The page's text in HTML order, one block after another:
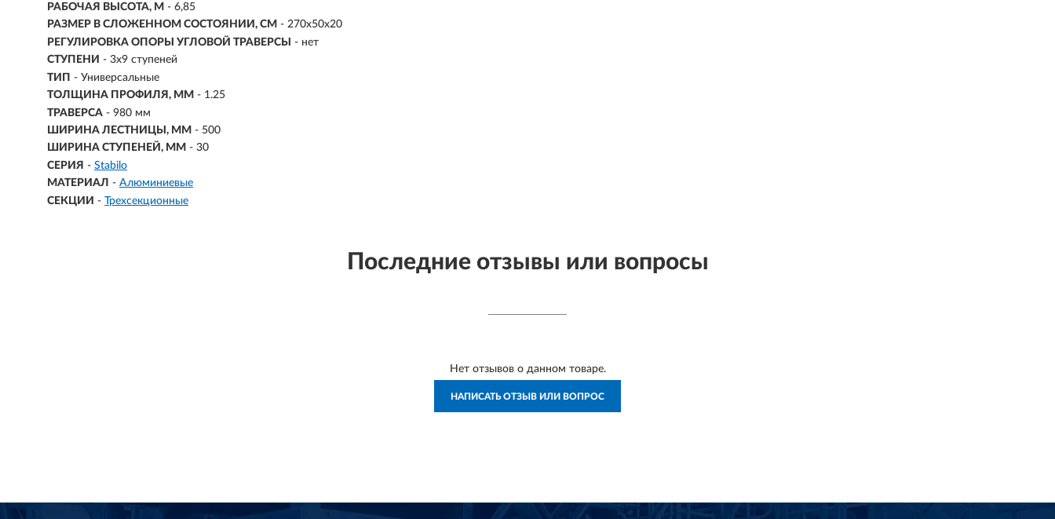
РАБОЧАЯ ВЫСОТА, М - 6,85
РАЗМЕР В СЛОЖЕННОМ СОСТОЯНИИ, СМ - 270х50х20
РЕГУЛИРОВКА ОПОРЫ УГЛОВОЙ ТРАВЕРСЫ
- нет
СТУПЕНИ - 3х9 ступеней
ТИП - Универсальные
ТОЛЩИНА ПРОФИЛЯ, ММ - 1.25
ТРАВЕРСА - 980 мм
ШИРИНА ЛЕСТНИЦЫ, ММ - 500
ШИРИНА СТУПЕНЕЙ, ММ - 30
СЕРИЯ - Stabilo
МАТЕРИАЛ - Алюминиевые
СЕКЦИИ - Трехсекционные
Последние отзывы или вопросы
Нет отзывов о данном товаре.
НАПИСАТЬ ОТЗЫВ ИЛИ ВОПРОС